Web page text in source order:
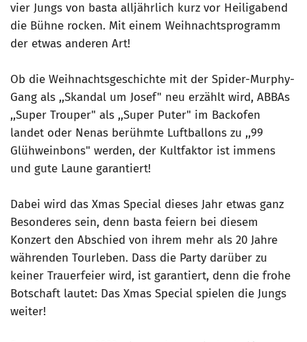
vier Jungs von basta alljährlich kurz vor Heiligabend
die Bühne rocken. Mit einem Weihnachtsprogramm
der etwas anderen Art!
Ob die Weihnachtsgeschichte mit der Spider-Murphy-
Gang als ,,Skandal um Josef" neu erzählt wird, ABBAs
,,Super Trouper" als ,,Super Puter" im Backofen
landet oder Nenas berühmte Luftballons zu ,,99
Glühweinbons" werden, der Kultfaktor ist immens
und gute Laune garantiert!
Dabei wird das Xmas Special dieses Jahr etwas ganz
Besonderes sein, denn basta feiern bei diesem
Konzert den Abschied von ihrem mehr als 20 Jahre
währenden Tourleben. Dass die Party darüber zu
keiner Trauerfeier wird, ist garantiert, denn die frohe
Botschaft lautet: Das Xmas Special spielen die Jungs
weiter!